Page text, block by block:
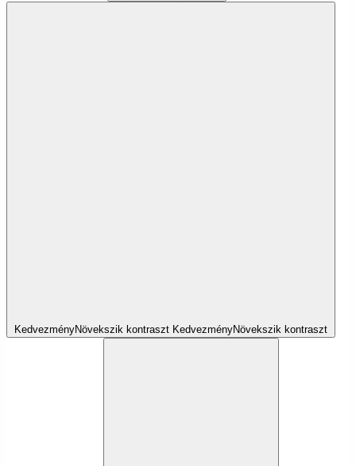
KedvezményNövekszik kontraszt KedvezményNövekszik kontraszt